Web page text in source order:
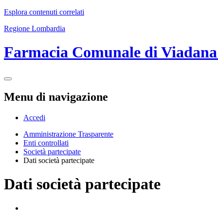
Esplora contenuti correlati
Regione Lombardia
Farmacia Comunale di
Menu di navigazione
Accedi
Amministrazione Trasparente
Enti controllati
Società partecipate
Dati società partecipate
Dati società partecipate